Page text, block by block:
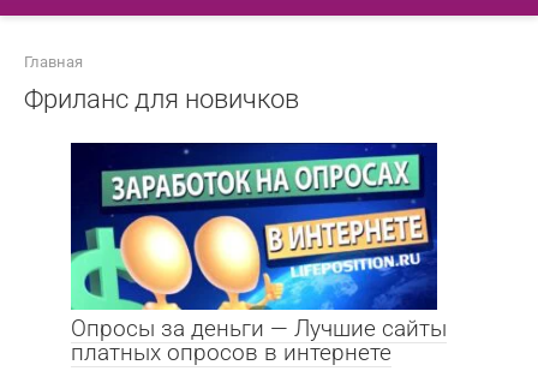
Главная
Фриланс для новичков
Опросы за деньги — Лучшие сайты
платных опросов в интернете